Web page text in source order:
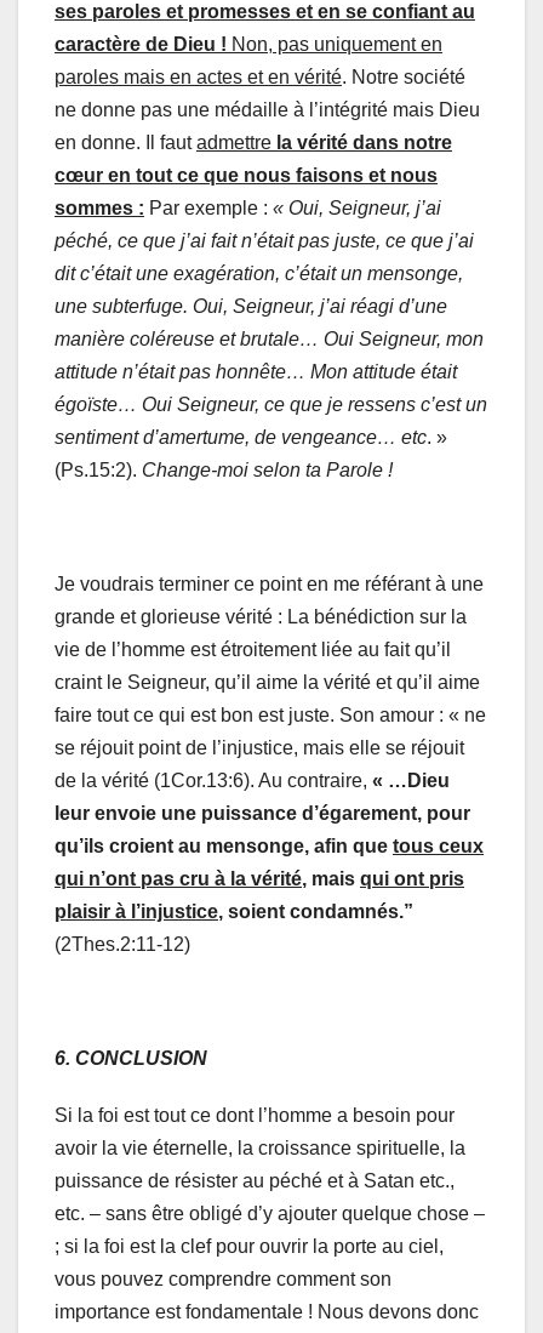
ses paroles et promesses et en se confiant au
caractère de Dieu ! Non, pas uniquement en
paroles mais en actes et en vérité. Notre société
ne donne pas une médaille à l’intégrité mais Dieu
en donne. Il fautadmettre la vérité dans notre
cœur en tout ce que nous faisons et nous
sommes : Par exemple : « Oui, Seigneur, j’ai
péché, ce que j’ai fait n’était pas juste, ce que j’ai
dit c’était une exagération, c’était un mensonge,
une subterfuge. Oui, Seigneur, j’ai réagi d’une
manière coléreuse et brutale… Oui Seigneur, mon
attitude n’était pas honnête… Mon attitude était
égoïste… Oui Seigneur, ce que je ressens c’est un
sentiment d’amertume, de vengeance… etc. »
(Ps.15:2). Change-moi selon ta Parole !
Je voudrais terminer ce point en me référant à une
grande et glorieuse vérité : La bénédiction sur la
vie de l’homme est étroitement liée au fait qu’il
craint le Seigneur, qu’il aime la vérité et qu’il aime
faire tout ce qui est bon est juste. Son amour : « ne
se réjouit point de l’injustice, mais elle se réjouit
de la vérité (1Cor.13:6). Au contraire, « …Dieu
leur envoie une puissance d’égarement, pour
qu’ils croient au mensonge, afin que tous ceux
qui n’ont pas cru à la vérité, mais qui ont pris
plaisir à l’injustice, soient condamnés.”
(2Thes.2:11-12)
6. CONCLUSION
Si la foi est tout ce dont l’homme a besoin pour
avoir la vie éternelle, la croissance spirituelle, la
puissance de résister au péché et à Satan etc.,
etc. – sans être obligé d’y ajouter quelque chose –
; si la foi est la clef pour ouvrir la porte au ciel,
vous pouvez comprendre comment son
importance est fondamentale ! Nous devons donc